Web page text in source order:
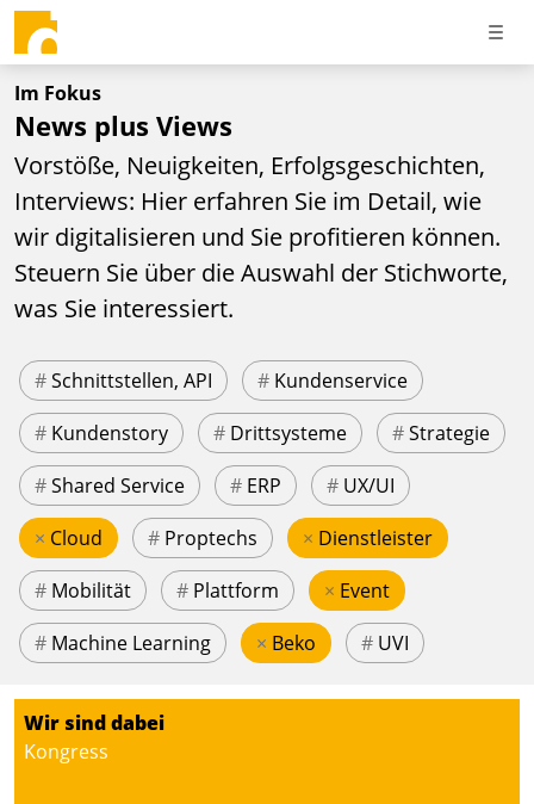
Im Fokus
News plus Views
Vorstöße, Neuigkeiten, Erfolgsgeschichten,
Interviews: Hier erfahren Sie im Detail, wie
wir digitalisieren und Sie profitieren können.
Steuern Sie über die Auswahl der Stichworte,
was Sie interessiert.
#Schnittstellen, API # Kundenservice
# Kundenstory # Drittsysteme #Strategie
#Shared Service # ERP # UX/UI
× Cloud # Proptechs × Dienstleister
# Mobilität # Plattform × Event
# Machine Learning × Beko # UVI
Wir sind dabei
Kongress